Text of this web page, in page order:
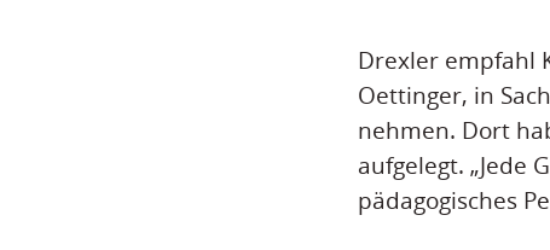
Drexler empfahl
Oettinger, in
nehmen. Dort
aufgelegt. „Jede
pädagogisches